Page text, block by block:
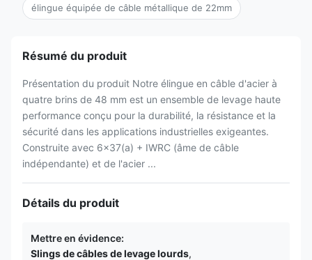
élingue équipée de câble métallique de 22mm
Résumé du produit
Présentation du produit Notre élingue en câble d'acier à
quatre brins de 48 mm est un ensemble de levage haute
performance conçu pour la durabilité, la résistance et la
sécurité dans les applications industrielles exigeantes.
Construite avec 6x37(a) + IWRC (âme de câble
indépendante) et de l'acier ...
Détails du produit
Mettre en évidence:
Slings de câbles de levage lourds,